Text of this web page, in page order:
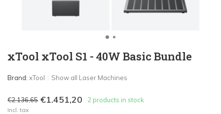
xTool xTool S1 - 40W Basic Bundle
Brand: xTool Show all Laser Machines
€2.136,65 €1.451,20 2 products in stock
Incl. tax